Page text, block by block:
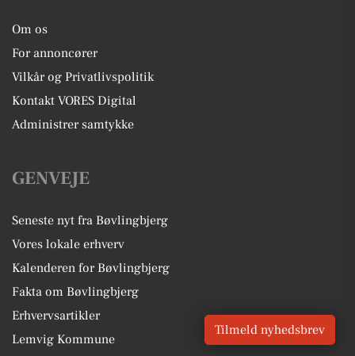
Om os
For annoncører
Vilkår og Privatlivspolitik
Kontakt VORES Digital
Administrer samtykke
GENVEJE
Seneste nyt fra Bøvlingbjerg
Vores lokale erhverv
Kalenderen for Bøvlingbjerg
Fakta om Bøvlingbjerg
Erhvervsartikler
Lemvig Kommune
Tilmeld nyhedsbrev